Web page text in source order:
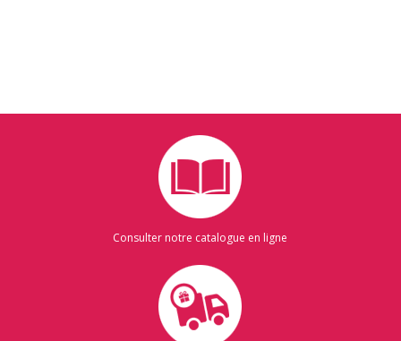
Consulter notre catalogue en ligne